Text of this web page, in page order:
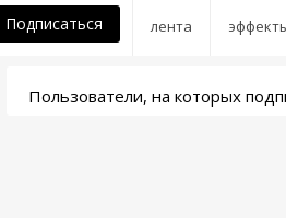
лента
Подписаться
Пользователи, на которых